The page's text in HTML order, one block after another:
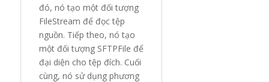
đó, nó tạo một đối tượng
FileStream để đọc tệp
nguồn. Tiếp theo, nó tạo
một đối tượng SFTPFile để
đại diện cho tệp đích. Cuối
cùng, nó sử dụng phương